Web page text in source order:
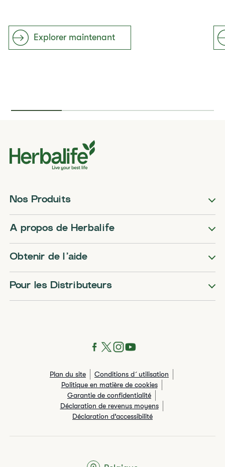
Explorer maintenant
Nos Produits
A propos de Herbalife
Obtenir de l’aide
Pour les Distributeurs
Plan du site
Conditions d´utilisation
Politique en matière de cookies
Garantie de confidentialité
Déclaration de revenus moyens
Déclaration d’accessibilité